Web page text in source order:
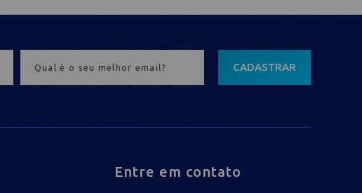
CADASTRAR
Entre em contato